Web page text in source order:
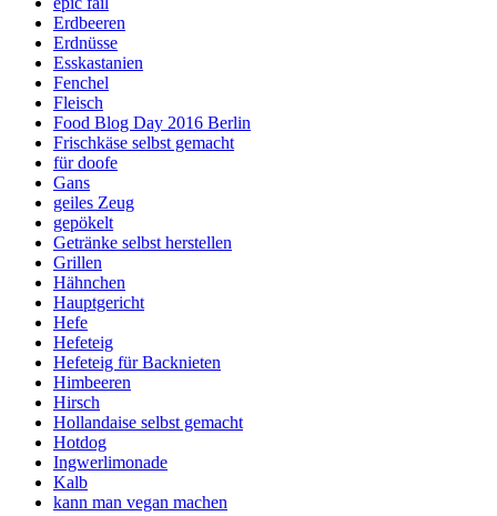
Erdbeeren
Erdnüsse
Esskastanien
Fenchel
Fleisch
Food Blog Day 2016 Berlin
Frischkäse selbst gemacht
für doofe
Gans
geiles Zeug
gepökelt
Getränke selbst herstellen
Grillen
Hähnchen
Hauptgericht
Hefe
Hefeteig
Hefeteig für Backnieten
Himbeeren
Hirsch
Hollandaise selbst gemacht
Hotdog
Ingwerlimonade
Kalb
kann man vegan machen